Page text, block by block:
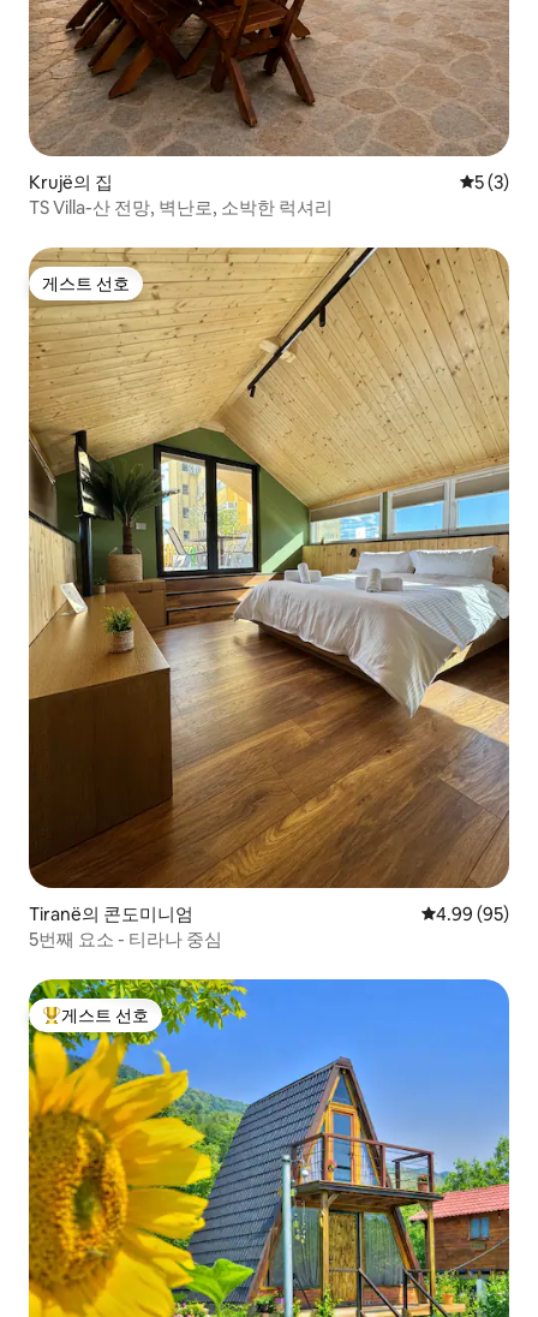
Krujë의 집 평점 5점
5 (3)
TS Villa-산 전망, 벽난로, 소박한 럭셔리
게스트 선호
게스트 선호
Tiranë의 콘도미니엄 평점 4.99점(5
4.99 (95)
5번째 요소 - 티라나 중심
상위 게스트 선호
게스트 선호